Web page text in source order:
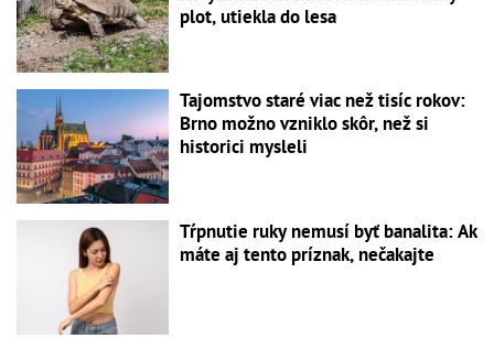
plot, utiekla do lesa
Tajomstvo staré viac než tisíc rokov:
Brno možno vzniklo skôr, než si
historici mysleli
Tŕpnutie ruky nemusí byť banalita: Ak
máte aj tento príznak, nečakajte